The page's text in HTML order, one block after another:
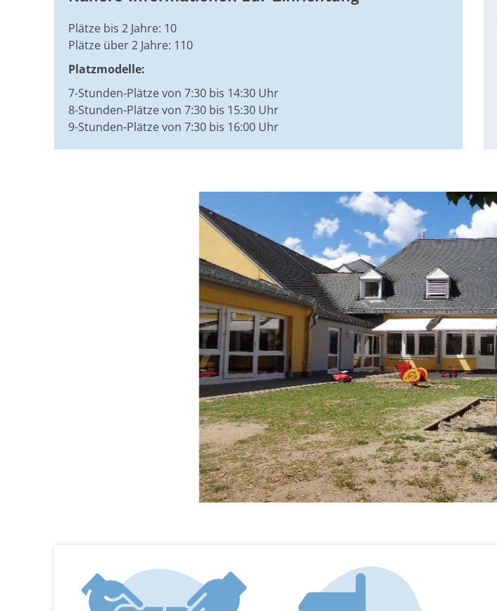
Plätze bis 2 Jahre: 10
Plätze über 2 Jahre: 110
Platzmodelle:
7-Stunden-Plätze von 7:30 bis 14:30 Uhr
8-Stunden-Plätze von 7:30 bis 15:30 Uhr
9-Stunden-Plätze von 7:30 bis 16:00 Uhr